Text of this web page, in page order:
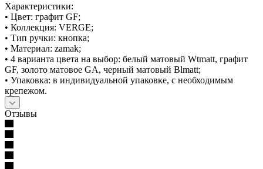
Характеристики:
• Цвет: графит GF;
• Коллекция: VERGE;
• Тип ручки: кнопка;
• Материал: zamak;
• 4 варианта цвета на выбор: белый матовый Wtmatt, графит
GF, золото матовое GA, черный матовый Blmatt;
• Упаковка: в индивидуальной упаковке, с необходимым
крепежом.
Отзывы